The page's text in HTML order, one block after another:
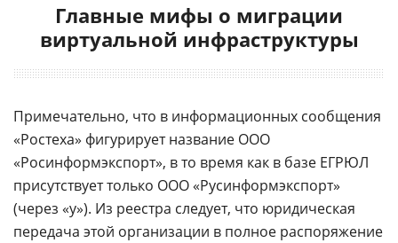
Главные мифы о миграции
виртуальной инфраструктуры
Примечательно, что в информационных сообщения
«Ростеха» фигурирует название ООО
«Росинформэкспорт», в то время как в базе ЕГРЮЛ
присутствует только ООО «Русинформэкспорт»
(через «у»). Из реестра следует, что юридическая
передача этой организации в полное распоряжение